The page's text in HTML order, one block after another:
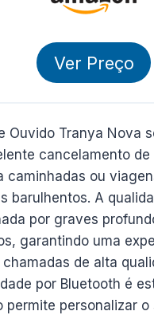
Ver Preço
Ouvido Tranya Nova
cancelamento
caminhadas ou
barulhentos. A
por graves
garantindo uma
de alta
por Bluetooth é
permite personalizar o